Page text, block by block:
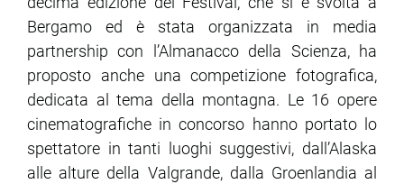
Bergamo ed è stata organizzata in media
partnership con l’Almanacco della Scienza, ha
proposto anche una competizione fotografica,
dedicata al tema della montagna. Le 16 opere
cinematografiche in concorso hanno portato lo
spettatore in tanti luoghi suggestivi, dall’Alaska
alle alture della Valgrande, dalla Groenlandia al